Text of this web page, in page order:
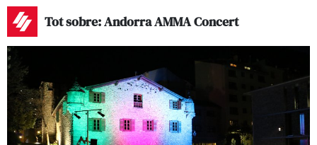
Tot sobre: Andorra AMMA Concert